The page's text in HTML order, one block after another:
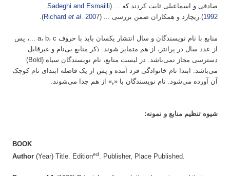
صادقی و اسماعیلی ثابت کردند که ... (Sadeghi and Esmailli
1992).ریچارد و همکاران ضمن بررسی ... ( Richard et al . 2007
).
منابع با نام نویسندگان و سال انتشار یکسان باید با حروف a، b، c ...، پس
از عدد سال در پرانتز، از هم متمایز شوند. ذکر منابع بی‌نام و غیرقابل
دسترسی مجاز نمی‌باشد. در لیست منابع، نام نویسندگان سیاه (Bold)
می‌باشد. ابتدا نام خانوادگی فرد آمده و پس از یک فاصله ابتدای نام کوچک
آن آورده می‌شود. نام نویسندگان با «,» از هم جدا می‌شوند.
شیوه تنظیم منابع و نمونه:
BOOK
Author (Year) Title. Editioned . Publisher, Place Published.